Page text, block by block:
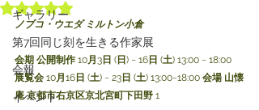
ギャラリー
第7回同じ刻を生きる作家展
会報
イベント
5つ星のうちNaNと評価されています。
ノブコ・ウエダ ミルトン小倉
会期 公開制作 10月 3 日 ( 日 ) ~ 16 日 (土) 13:00 ~ 18:00
展覧会 10月 16 日 (土) ~ 23 日 (土) 13:00~18:00 会場 山懐
庵 京都市右京区京北宮町下田野 1